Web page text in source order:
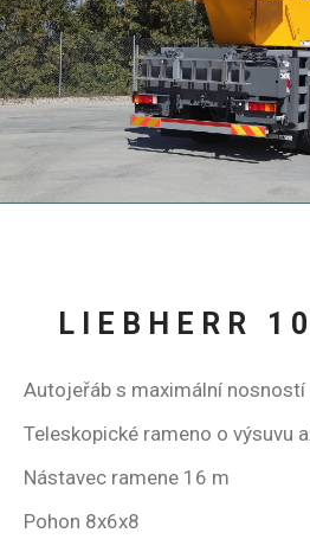
LIEBHERR
Autojeřáb s maximální nosností
Teleskopické rameno o výsuvu
Nástavec ramene 16 m
Pohon 8x6x8